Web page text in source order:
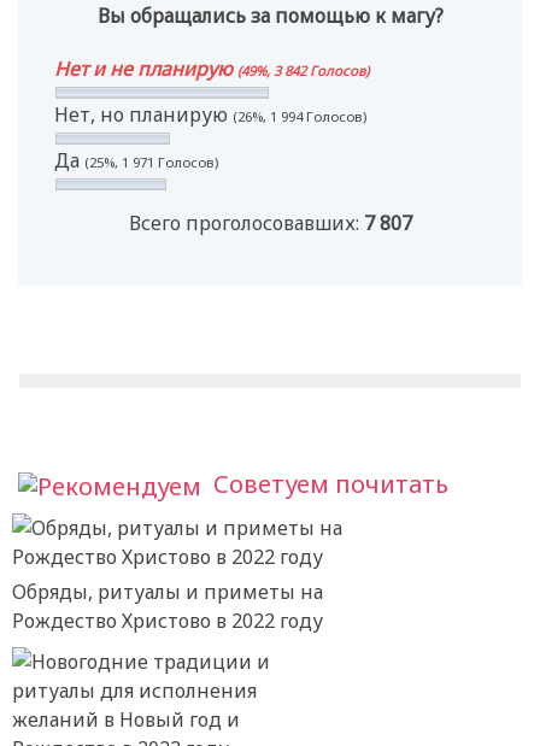
Вы обращались за помощью к магу?
Нет и не планирую (49%, 3 842 Голосов)
Нет, но планирую (26%, 1 994 Голосов)
Да (25%, 1 971 Голосов)
Всего проголосовавших: 7 807
Советуем почитать
Обряды, ритуалы и приметы на
Рождество Христово в 2022 году